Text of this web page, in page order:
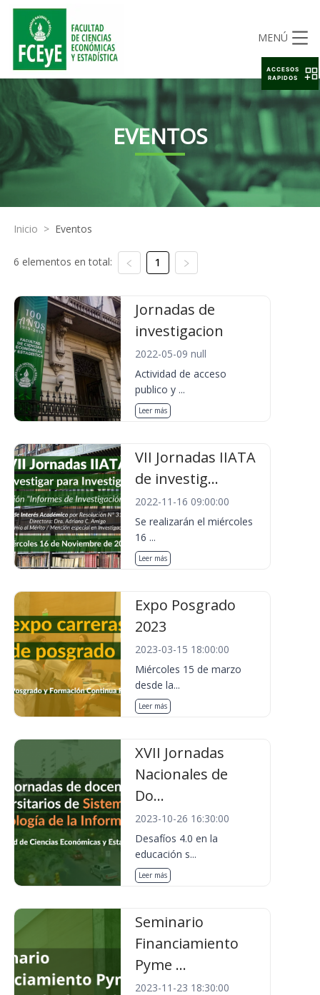
MENÚ
EVENTOS
Inicio > Eventos
6 elementos en total: 1
Jornadas de
investigacion
2022-05-09 null
Actividad de acceso
publico y ...
Leer más
VII Jornadas IIATA
de investig...
2022-11-16 09:00:00
Se realizarán el miércoles
16 ...
Leer más
Expo Posgrado
2023
2023-03-15 18:00:00
Miércoles 15 de marzo
desde la...
Leer más
XVII Jornadas
Nacionales de
Do...
2023-10-26 16:30:00
Desafíos 4.0 en la
educación s...
Leer más
Seminario
Financiamiento
Pyme ...
2023-11-23 18:30:00
ACCESOS
RAPIDOS